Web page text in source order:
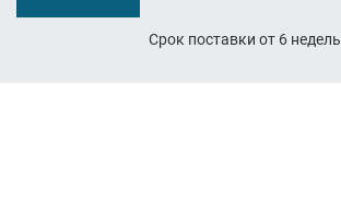
Срок поставки от 6 недель